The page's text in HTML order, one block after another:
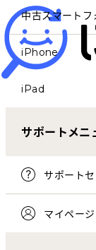
マイページ
中古スマートフ
iPhone
iPad
サポートメニ
サポート
マイページ